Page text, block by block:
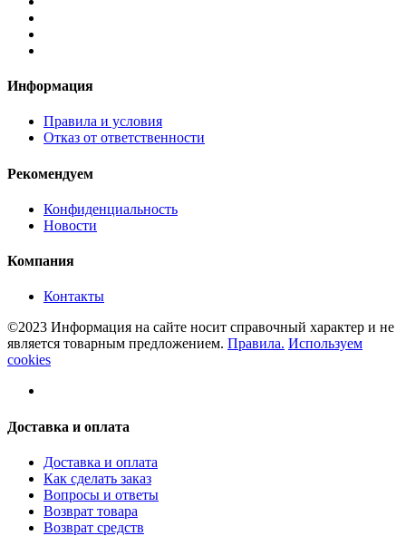
Информация
Правила и условия
Отказ от ответственности
Рекомендуем
Конфиденциальность
Новости
Компания
Контакты
©2023 Информация на сайте носит справочный характер и не
является товарным предложением. Правила. Используем
cookies
Доставка и оплата
Доставка и оплата
Как сделать заказ
Вопросы и ответы
Возврат товара
Возврат средств